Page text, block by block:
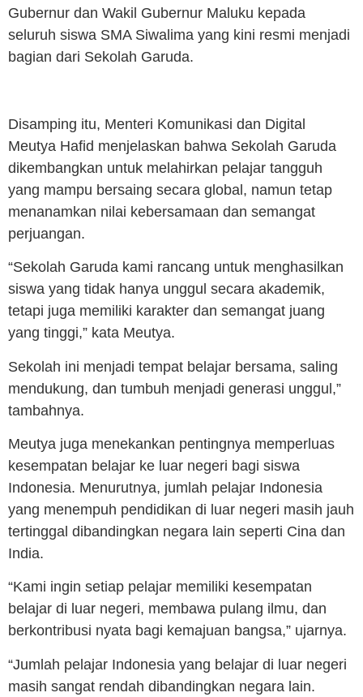
Gubernur dan Wakil Gubernur Maluku kepada
seluruh siswa SMA Siwalima yang kini resmi menjadi
bagian dari Sekolah Garuda.
Disamping itu, Menteri Komunikasi dan Digital
Meutya Hafid menjelaskan bahwa Sekolah Garuda
dikembangkan untuk melahirkan pelajar tangguh
yang mampu bersaing secara global, namun tetap
menanamkan nilai kebersamaan dan semangat
perjuangan.
“Sekolah Garuda kami rancang untuk menghasilkan
siswa yang tidak hanya unggul secara akademik,
tetapi juga memiliki karakter dan semangat juang
yang tinggi,” kata Meutya.
Sekolah ini menjadi tempat belajar bersama, saling
mendukung, dan tumbuh menjadi generasi unggul,”
tambahnya.
Meutya juga menekankan pentingnya memperluas
kesempatan belajar ke luar negeri bagi siswa
Indonesia. Menurutnya, jumlah pelajar Indonesia
yang menempuh pendidikan di luar negeri masih jauh
tertinggal dibandingkan negara lain seperti Cina dan
India.
“Kami ingin setiap pelajar memiliki kesempatan
belajar di luar negeri, membawa pulang ilmu, dan
berkontribusi nyata bagi kemajuan bangsa,” ujarnya.
“Jumlah pelajar Indonesia yang belajar di luar negeri
masih sangat rendah dibandingkan negara lain.